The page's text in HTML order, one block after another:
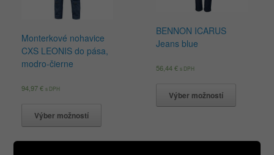
Monterkové nohavice
CXS LEONIS do pása,
modro-čierne
94,97€ s DPH
Výber možností
BENNON ICARUS
Jeans blue
56,44€ s DPH
Výber možností